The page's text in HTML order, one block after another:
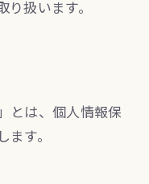
扱います。
とは、個人情報保
す。